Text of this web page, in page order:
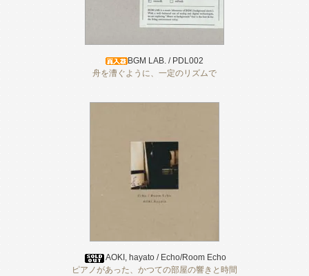
BGM LAB. / PDL002
舟を漕ぐように、一定のリズムで
AOKI, hayato / Echo/Room Echo
ピアノがあった、かつての部屋の響きと時間